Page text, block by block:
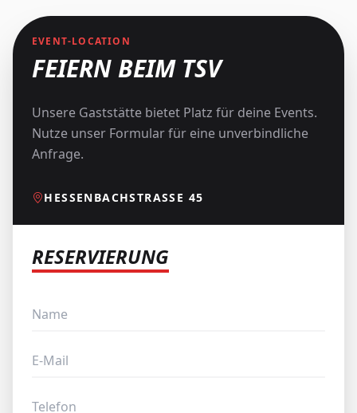
EVENT-LOCATION
FEIERN BEIM TSV
Unsere Gaststätte bietet Platz für deine Events.
Nutze unser Formular für eine unverbindliche
Anfrage.
HESSENBACHSTRASSE 45
RESERVIERUNG